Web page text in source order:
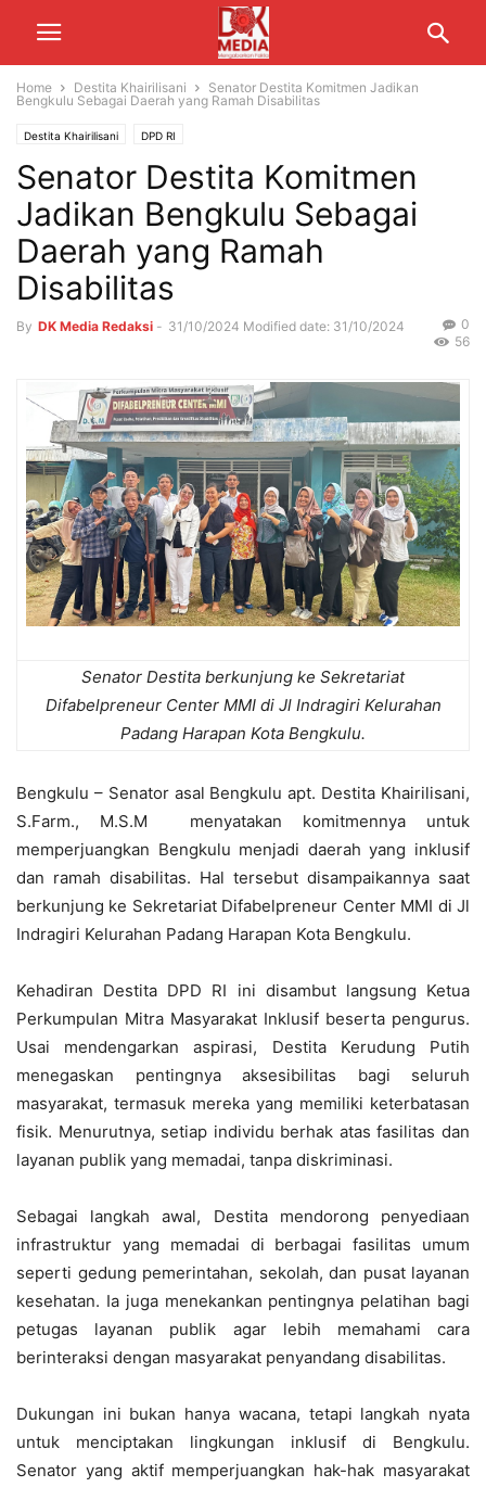
Home Destita Khairilisani
Senator Destita Komitmen Jadikan
Bengkulu Sebagai Daerah yang Ramah Disabilitas
Destita Khairilisani DPD RI
Senator Destita Komitmen
Jadikan Bengkulu Sebagai
Daerah yang Ramah
Disabilitas
By DK Media Redaksi - 31/10/2024 Modified date: 31/10/2024
0
56
Senator Destita berkunjung ke Sekretariat
Difabelpreneur Center MMI di Jl Indragiri Kelurahan
Padang Harapan Kota Bengkulu.
Bengkulu – Senator asal Bengkulu apt. Destita Khairilisani,
S.Farm., M.S.M menyatakan komitmennya untuk
memperjuangkan Bengkulu menjadi daerah yang inklusif
dan ramah disabilitas. Hal tersebut disampaikannya saat
berkunjung ke Sekretariat Difabelpreneur Center MMI di Jl
Indragiri Kelurahan Padang Harapan Kota Bengkulu.
Kehadiran Destita DPD RI ini disambut langsung Ketua
Perkumpulan Mitra Masyarakat Inklusif beserta pengurus.
Usai mendengarkan aspirasi, Destita Kerudung Putih
menegaskan pentingnya aksesibilitas bagi seluruh
masyarakat, termasuk mereka yang memiliki keterbatasan
fisik. Menurutnya, setiap individu berhak atas fasilitas dan
layanan publik yang memadai, tanpa diskriminasi.
Sebagai langkah awal, Destita mendorong penyediaan
infrastruktur yang memadai di berbagai fasilitas umum
seperti gedung pemerintahan, sekolah, dan pusat layanan
kesehatan. Ia juga menekankan pentingnya pelatihan bagi
petugas layanan publik agar lebih memahami cara
berinteraksi dengan masyarakat penyandang disabilitas.
Dukungan ini bukan hanya wacana, tetapi langkah nyata
untuk menciptakan lingkungan inklusif di Bengkulu.
Senator yang aktif memperjuangkan hak-hak masyarakat